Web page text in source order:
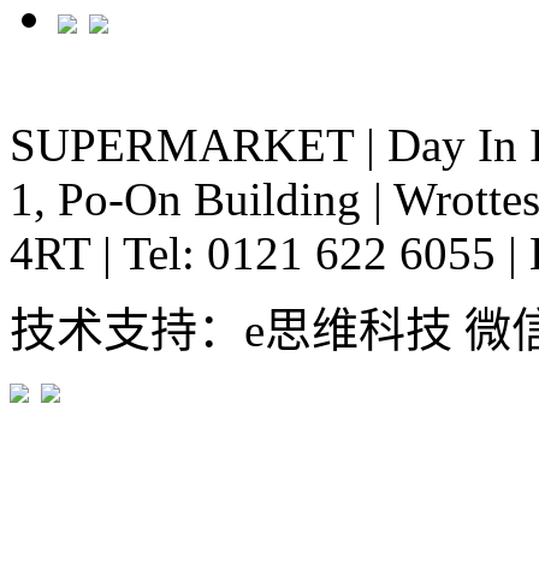
SUPERMARKET | Day In
1, Po-On Building |
4RT | Tel: 0121 622 6055 |
技术支持：e思维科技 微